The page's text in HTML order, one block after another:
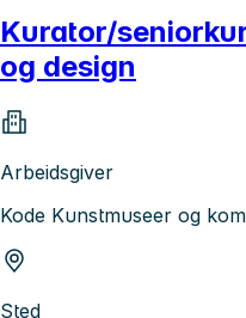
Kurator/
og design
Arbeidsgiver
Kode Kunstmuseer og
Sted